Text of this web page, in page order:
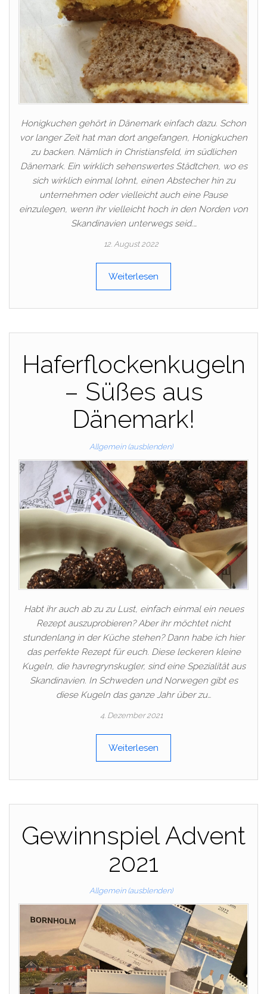
Honigkuchen gehört in Dänemark einfach dazu. Schon
vor langer Zeit hat man dort angefangen, Honigkuchen
zu backen. Nämlich in Christiansfeld, im südlichen
Dänemark. Ein wirklich sehenswertes Städtchen, wo es
sich wirklich einmal lohnt, einen Abstecher hin zu
unternehmen oder vielleicht auch eine Pause
einzulegen, wenn ihr vielleicht hoch in den Norden von
Skandinavien unterwegs seid.…
12. August 2022
Weiterlesen
Haferflockenkugeln
– Süßes aus
Dänemark!
Allgemein (ausblenden)
Habt ihr auch ab zu zu Lust, einfach einmal ein neues
Rezept auszuprobieren? Aber ihr möchtet nicht
stundenlang in der Küche stehen? Dann habe ich hier
das perfekte Rezept für euch. Diese leckeren kleine
Kugeln, die havregrynskugler, sind eine Spezialität aus
Skandinavien. In Schweden und Norwegen gibt es
diese Kugeln das ganze Jahr über zu…
4. Dezember 2021
Weiterlesen
Gewinnspiel Advent
2021
Allgemein (ausblenden)